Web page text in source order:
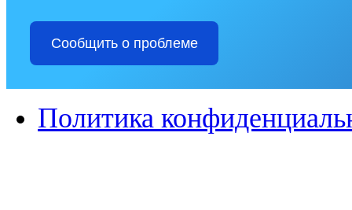
Сообщить о проблеме
Политика